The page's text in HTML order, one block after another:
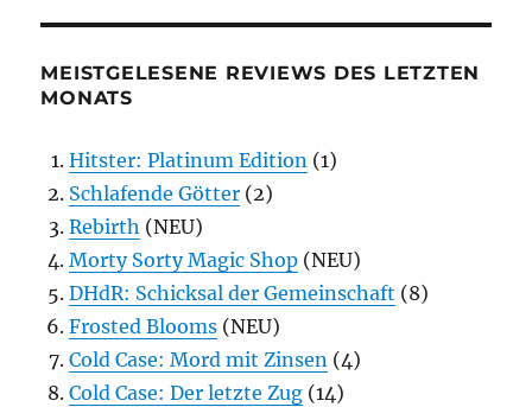
MEISTGELESENE REVIEWS DES LETZTEN
MONATS
Hitster: Platinum Edition (1)
Schlafende Götter (2)
Rebirth (NEU)
Morty Sorty Magic Shop (NEU)
DHdR: Schicksal der Gemeinschaft (8)
Frosted Blooms (NEU)
Cold Case: Mord mit Zinsen (4)
Cold Case: Der letzte Zug (14)